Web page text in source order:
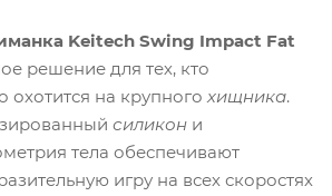
Keitech Swing Impact Fat
решение для тех, кто
охотится на крупногохищника.
силикон и
тела обеспечивают
игру на всех скоростях